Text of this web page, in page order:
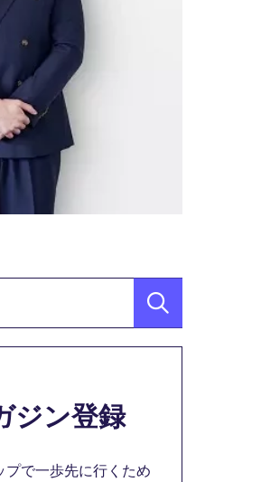
ジン登録
で一歩先に行くため